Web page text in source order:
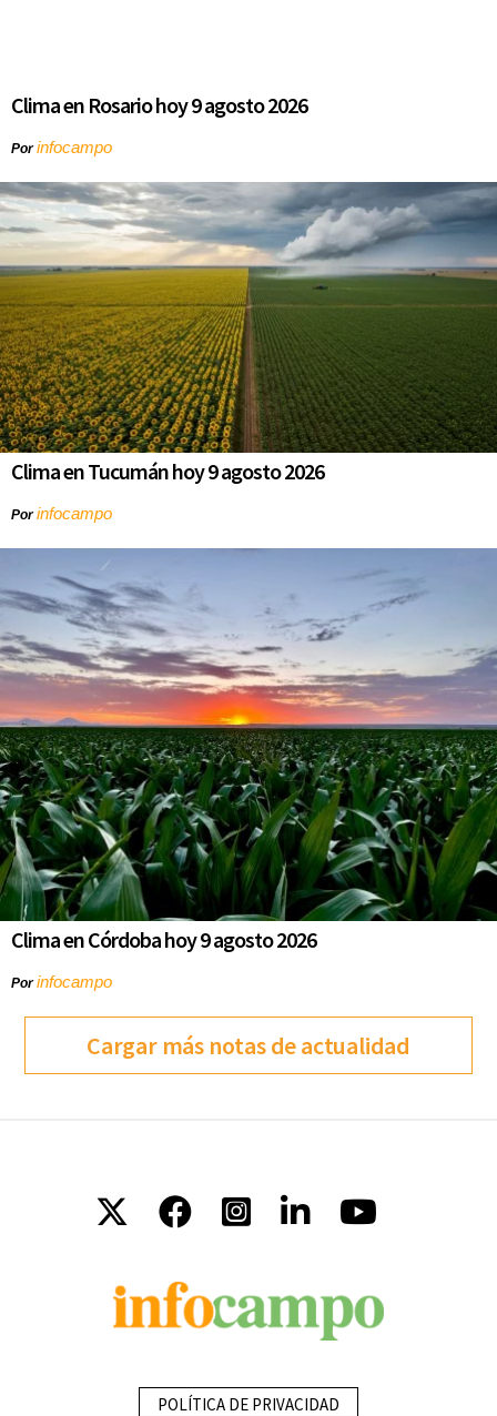
Clima en Rosario hoy 9 agosto 2026
Porinfocampo
Clima en Tucumán hoy 9 agosto 2026
Porinfocampo
Clima en Córdoba hoy 9 agosto 2026
Porinfocampo
Cargar más notas de actualidad
POLÍTICA DE PRIVACIDAD